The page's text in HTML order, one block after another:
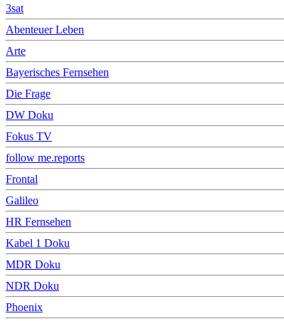
3sat
Abenteuer Leben
Arte
Bayerisches Fernsehen
Die Frage
DW Doku
Fokus TV
follow me.reports
Frontal
Galileo
HR Fernsehen
Kabel 1 Doku
MDR Doku
NDR Doku
Phoenix